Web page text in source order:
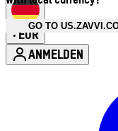
GO TO
• EUR
ANMELDEN